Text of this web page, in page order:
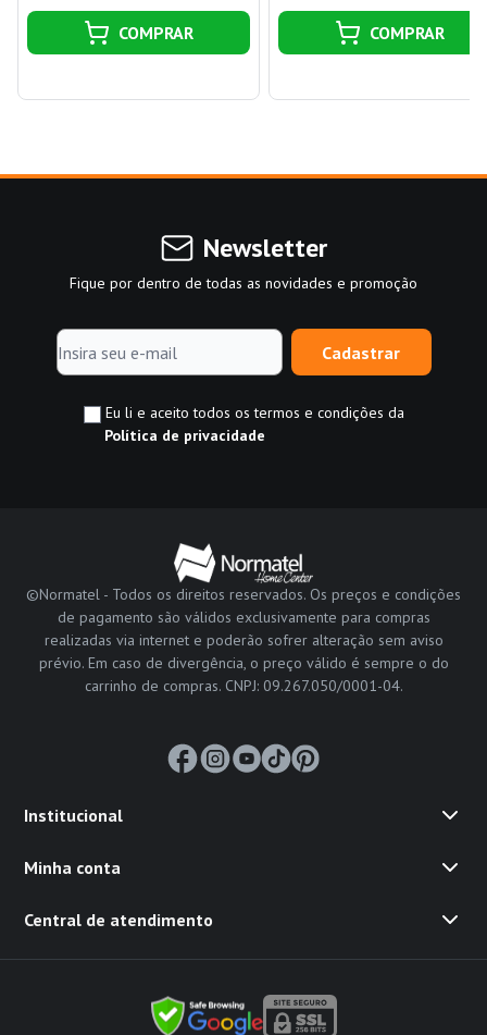
COMPRAR COMPRAR
Newsletter
Fique por dentro de todas as novidades e promoção
Cadastrar
Eu li e aceito todos os termos e condições da
Política de privacidade
©Normatel - Todos os direitos reservados. Os preços e condições
de pagamento são válidos exclusivamente para compras
realizadas via internet e poderão sofrer alteração sem aviso
prévio. Em caso de divergência, o preço válido é sempre o do
carrinho de compras. CNPJ: 09.267.050/0001-04.
Institucional
Minha conta
Central de atendimento